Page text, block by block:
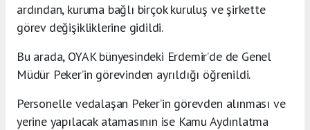
ardından, kuruma bağlı birçok kuruluş ve şirkette
görev değişikliklerine gidildi.
Bu arada, OYAK bünyesindeki Erdemir’de de Genel
Müdür Peker’in görevinden ayrıldığı öğrenildi.
Personelle vedalaşan Peker’in görevden alınması ve
yerine yapılacak atamasının ise Kamu Aydınlatma